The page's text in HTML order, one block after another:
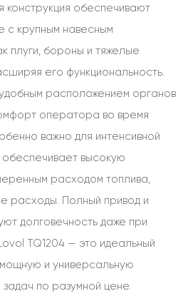
конструкция обеспечивают
с крупным навесным
плуги, бороны и тяжелые
его функциональность.
расположением органов
оператора во время
важно для интенсивной
обеспечивает высокую
расходом топлива,
расходы. Полный привод и
долговечность даже при
TQ1204 — это идеальный
и универсальную
по разумной цене.